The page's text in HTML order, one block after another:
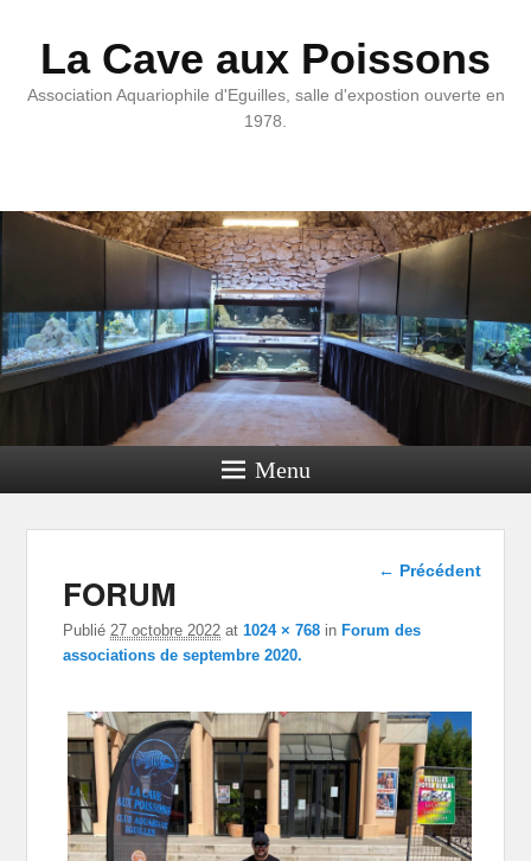
La Cave aux Poissons
Association Aquariophile d'Eguilles, salle d'expostion ouverte en
1978.
Menu
Navigation
← Précédent
FORUM
Publié 27 octobre 2022 at1024 × 768 inForum des
associations de septembre 2020.